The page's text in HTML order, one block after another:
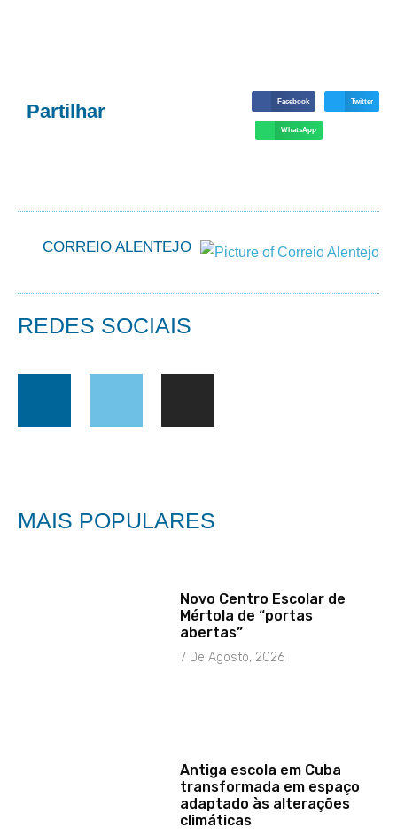
Partilhar Facebook Twitter
WhatsApp
CORREIO ALENTEJO
REDES SOCIAIS
MAIS POPULARES
Novo Centro Escolar de
Mértola de “portas
abertas”
7 De Agosto, 2026
Antiga escola em Cuba
transformada em espaço
adaptado às alterações
climáticas